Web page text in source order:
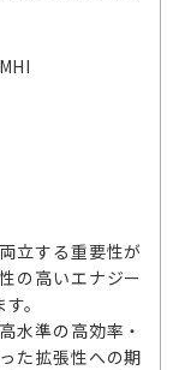
立する重要性が
の高いエナジー
。
水準の高効率・
た拡張性への期